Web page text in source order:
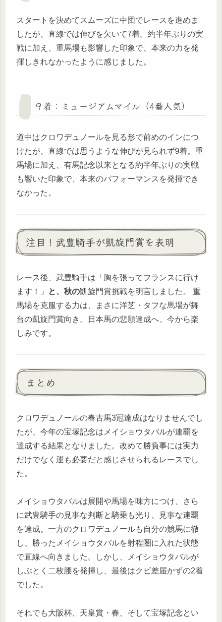
スタートを決めてスムーズに中団でレースを進めま
したが、直線では伸びを欠いて7着。約半年ぶりの実
戦に加え、重馬場も影響した印象で、本来の力を発
揮しきれなかったように感じました。
９着：ミュージアムマイル（4番人気）
道中はクロワデュノールを見る形で前めのインにつ
けたが、直線では思うような伸びが見られず9着。重
馬場に加え、有馬記念以来となる約半年ぶりの実戦
も響いた印象で、本来のパフォーマンスを発揮でき
なかった。
注目！武豊騎手が凱旋門賞を表明
レース後、武豊騎手は「胸を張ってフランスに行け
ます！」
と、秋の凱旋門賞挑戦を明言しました。 重
馬場を克服する力は、まさに洋芝・タフな馬場が舞
台の凱旋門賞向き。日本馬の悲願達成へ、今から楽
しみです。
まとめ
クロワデュノールの春古馬3冠達成はなりませんでし
たが、今年の宝塚記念はメイショウタバルが連覇を
達成する結果となりました。改めて勝負事には実力
だけでなく運も必要だと感じさせられるレースでし
た。
メイショウタバルは展開や馬場を味方につけ、さら
に武豊騎手の見事な判断と騎乗も光り、見事な連覇
を達成。一方のクロワデュノールも自分の競馬に徹
し、勝ったメイショウタバルを射程圏に入れた状態
で直線へ向きました。しかし、メイショウタバルが
しぶとく二枚腰を発揮し、最後はクビ差届かずの2着
でした。
それでも大阪杯、天皇賞・春、そして宝塚記念とい